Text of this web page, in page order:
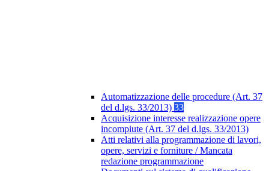
Automatizzazione delle procedure (Art. 37
del d.lgs. 33/2013) 33
Acquisizione interesse realizzazione opere
incompiute (Art. 37 del d.lgs. 33/2013)
Atti relativi alla programmazione di lavori,
opere, servizi e forniture / Mancata
redazione programmazione